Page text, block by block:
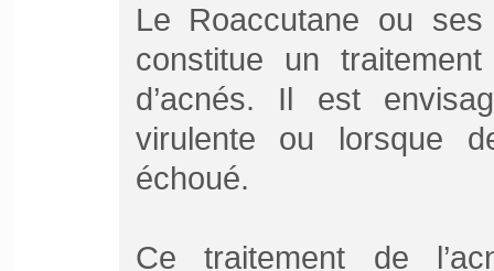
Le Roaccutane ou
constitue un
d’acnés. Il est
virulente ou lorsque
échoué.
Ce traitement de